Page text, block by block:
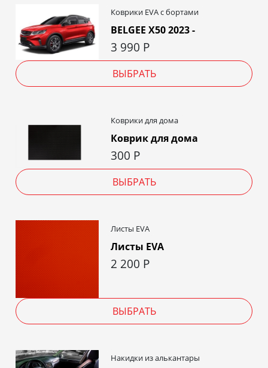
Коврики EVA c бортами
BELGEE X50 2023 -
3 990 Р
ВЫБРАТЬ
Коврики для дома
Коврик для дома
300 Р
ВЫБРАТЬ
Листы EVA
Листы EVA
2 200 Р
ВЫБРАТЬ
Накидки из алькантары